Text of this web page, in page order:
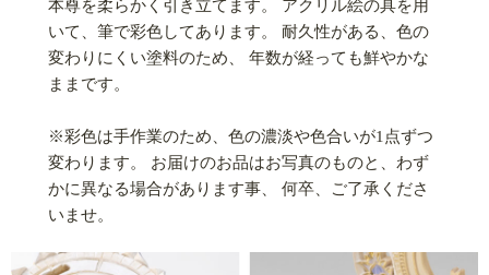
本尊を柔らかく引き立てます。 アクリル絵の具を用
いて、筆で彩色してあります。 耐久性がある、色の
変わりにくい塗料のため、 年数が経っても鮮やかな
ままです。
※彩色は手作業のため、色の濃淡や色合いが1点ずつ
変わります。 お届けのお品はお写真のものと、わず
かに異なる場合があります事、 何卒、ご了承くださ
いませ。